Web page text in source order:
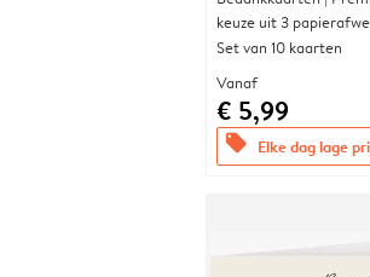
keuze uit 3
Set van 10 kaarten
Vanaf
€ 5,99
offers Elke dag lage